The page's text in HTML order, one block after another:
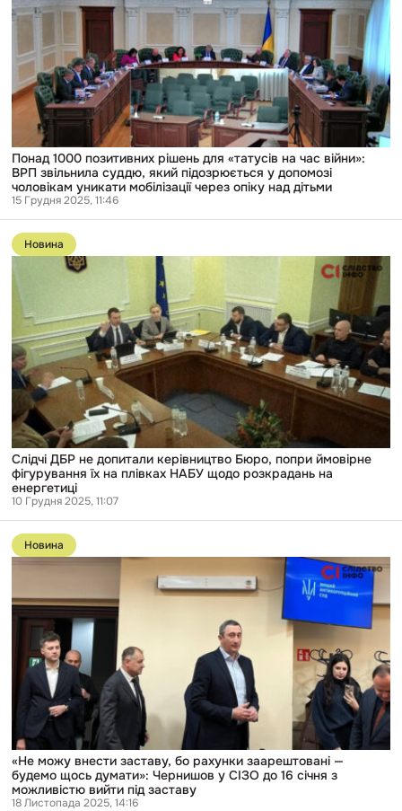
для
час
війни»:
ВРП
звільнила
суддю,
підозрюється
допомозі
чоловікам
уникати
мобілізації
через
опіку
над
дітьми
Понад 1000 позитивних рішень для «татусів на час війни»:
ВРП звільнила суддю, який підозрюється у допомозі
чоловікам уникати мобілізації через опіку над дітьми
15 Грудня 2025, 11:46
Перейти
до
публікації
Слідчі
ДБР
допитали
керівництво
Бюро,
попри
ймовірне
фігурування
на
плівках
НАБУ
щодо
розкрадань
на
енергетиці
Новина
Слідчі ДБР не допитали керівництво Бюро, попри ймовірне
фігурування їх на плівках НАБУ щодо розкрадань на
енергетиці
10 Грудня 2025, 11:07
Перейти
до
публікації
«Не
внести
заставу,
рахунки
заарештовані
будемо
щось
думати»:
Чернишов
СІЗО
до
16
січня
Новина
«Не можу внести заставу, бо рахунки заарештовані —
будемо щось думати»: Чернишов у СІЗО до 16 січня з
можливістю вийти під заставу
18 Листопада 2025, 14:16